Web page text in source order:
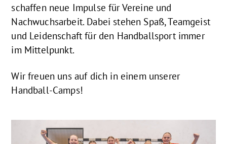
schaffen neue Impulse für Vereine und
Nachwuchsarbeit. Dabei stehen Spaß, Teamgeist
und Leidenschaft für den Handballsport immer
im Mittelpunkt.
Wir freuen uns auf dich in einem unserer
Handball-Camps!